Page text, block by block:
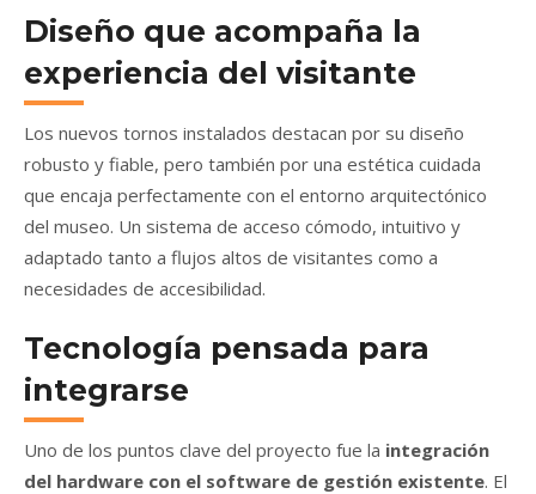
Diseño que acompaña la
experiencia del visitante
Los nuevos tornos instalados destacan por su diseño
robusto y fiable, pero también por una estética cuidada
que encaja perfectamente con el entorno arquitectónico
del museo. Un sistema de acceso cómodo, intuitivo y
adaptado tanto a flujos altos de visitantes como a
necesidades de accesibilidad.
Tecnología pensada para
integrarse
Uno de los puntos clave del proyecto fue la integración
del hardware con el software de gestión existente. El